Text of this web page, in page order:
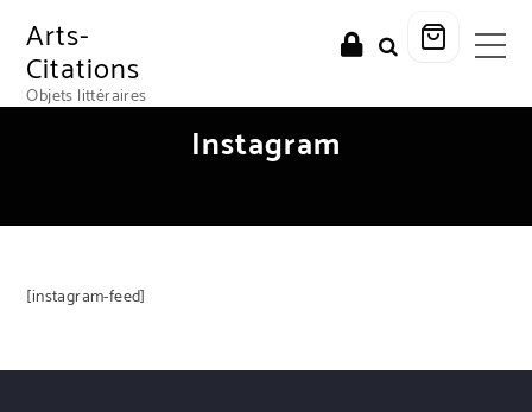
Arts-
Citations
Objets littéraires
Instagram
[instagram-feed]